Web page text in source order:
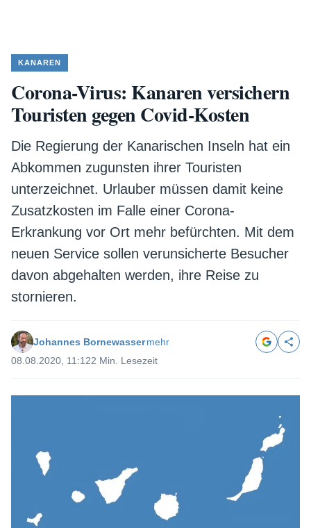
KANAREN
Corona-Virus: Kanaren versichern
Touristen gegen Covid-Kosten
Die Regierung der Kanarischen Inseln hat ein
Abkommen zugunsten ihrer Touristen
unterzeichnet. Urlauber müssen damit keine
Zusatzkosten im Falle einer Corona-
Erkrankung vor Ort mehr befürchten. Mit dem
neuen Service sollen verunsicherte Besucher
davon abgehalten werden, ihre Reise zu
stornieren.
Johannes Bornewassermehr
08.08.2020, 11:122 Min. Lesezeit